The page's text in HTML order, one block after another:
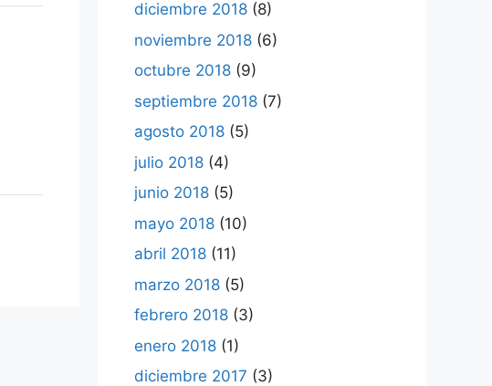
diciembre 2018 (8)
noviembre 2018 (6)
octubre 2018 (9)
septiembre 2018 (7)
agosto 2018 (5)
julio 2018 (4)
junio 2018 (5)
mayo 2018 (10)
abril 2018 (11)
marzo 2018 (5)
febrero 2018 (3)
enero 2018 (1)
diciembre 2017 (3)